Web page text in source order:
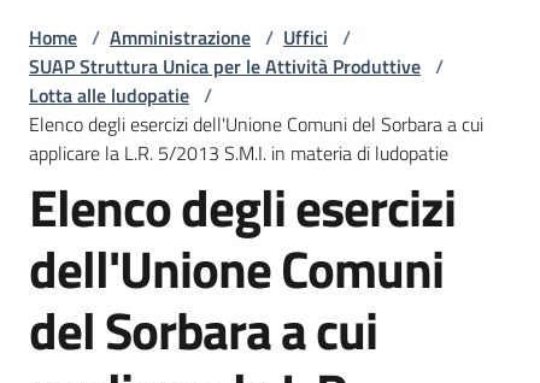
Sorbara
Amministrazione
Menu selezionato
Novità
Servizi
Vivere
l'Unione
Home / Amministrazione / Uffici /
SUAP Struttura Unica per le Attività Produttive /
Lotta alle ludopatie /
Elenco degli esercizi dell'Unione Comuni del Sorbara a cui
applicare la L.R. 5/2013 S.M.I. in materia di ludopatie
Elenco degli esercizi
dell'Unione Comuni
del Sorbara a cui